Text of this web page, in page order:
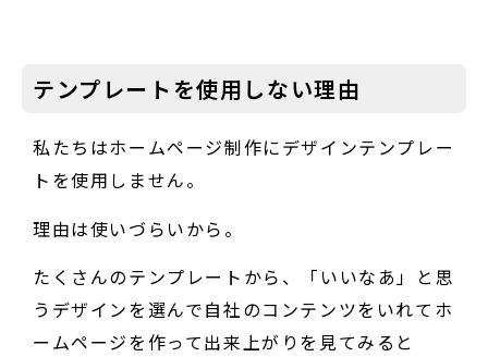
テンプレートを使用しない理由
私たちはホームページ制作にデザインテンプレー
トを使用しません。
理由は使いづらいから。
たくさんのテンプレートから、「いいなあ」と思
うデザインを選んで自社のコンテンツをいれてホ
ームページを作って出来上がりを見てみると